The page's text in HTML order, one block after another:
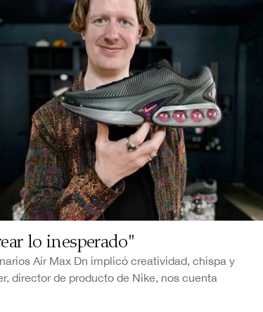
lo inesperado"
Air Max Dn implicó creatividad, chispa y
director de producto de Nike, nos cuenta